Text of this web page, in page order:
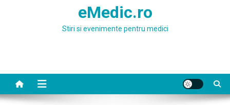
eMedic.ro
Stiri si evenimente pentru medici